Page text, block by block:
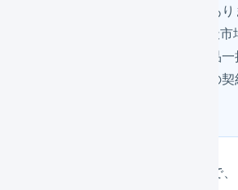
す。」と記載があり
LOGILESSと楽天
において、「商品
ビス（有料）」の
表示された確認画面で